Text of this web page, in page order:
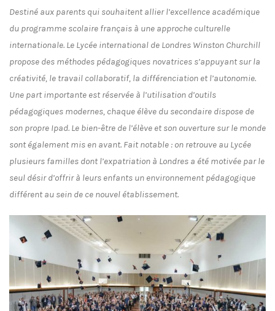
Destiné aux parents qui souhaitent allier l’excellence académique
du programme scolaire français à une approche culturelle
internationale. Le Lycée international de Londres Winston Churchill
propose des méthodes pédagogiques novatrices s’appuyant sur la
créativité, le travail collaboratif, la différenciation et l’autonomie.
Une part importante est réservée à l’utilisation d’outils
pédagogiques modernes, chaque élève du secondaire dispose de
son propre Ipad. Le bien-être de l’élève et son ouverture sur le monde
sont également mis en avant. Fait notable : on retrouve au Lycée
plusieurs familles dont l’expatriation à Londres a été motivée par le
seul désir d’offrir à leurs enfants un environnement pédagogique
différent au sein de ce nouvel établissement.